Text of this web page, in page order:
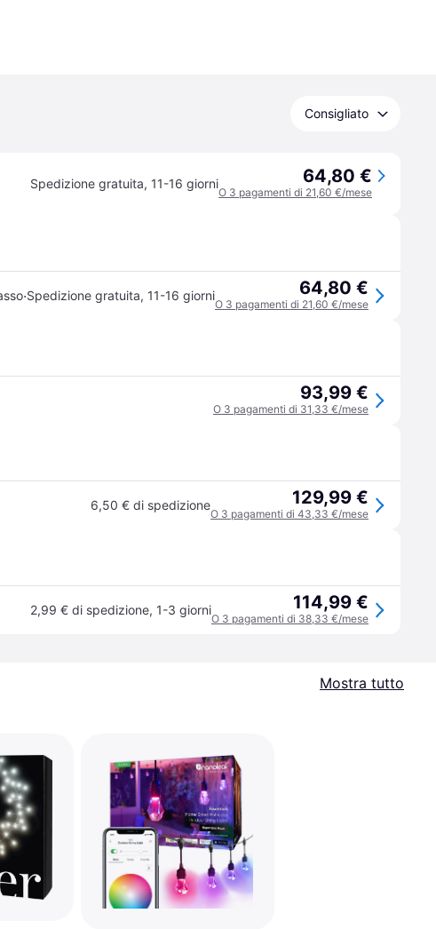
Consigliato
Spedizione gratuita, 11-16 giorni 64,80 €
O 3 pagamenti di 21,60 €/mese
·Spedizione gratuita, 11-16 giorni 64,80 €
O 3 pagamenti di 21,60 €/mese
93,99 €
O 3 pagamenti di 31,33 €/mese
6,50 € di spedizione 129,99 €
O 3 pagamenti di 43,33 €/mese
2,99 € di spedizione, 1-3 giorni 114,99 €
O 3 pagamenti di 38,33 €/mese
Mostra tutto